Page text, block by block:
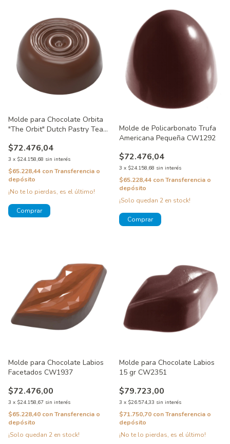
Molde para Chocolate Orbita
"The Orbit" Dutch Pastry Team
$72.476,04
3 x $24.158,68 sin interés
$65.228,44 conTransferencia o
depósito
¡No te lo pierdas, es el último!
Molde de Policarbonato Trufa
Americana Pequeña CW1292
$72.476,04
3 x $24.158,68 sin interés
$65.228,44 conTransferencia o
depósito
¡Solo quedan 2 en stock!
Molde para Chocolate Labios
Facetados CW1937
$72.476,00
3 x $24.158,67 sin interés
$65.228,40 conTransferencia o
depósito
¡Solo quedan 2 en stock!
Molde para Chocolate Labios
15 gr CW2351
$79.723,00
3 x $26.574,33 sin interés
$71.750,70 conTransferencia o
depósito
¡No te lo pierdas, es el último!